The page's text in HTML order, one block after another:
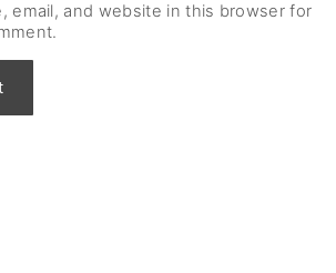
email, and website in this browser for